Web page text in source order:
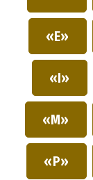
«E»
«I»
«M»
«P»